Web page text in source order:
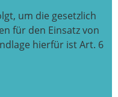
um die gesetzlich
für den Einsatz von
hierfür ist Art. 6